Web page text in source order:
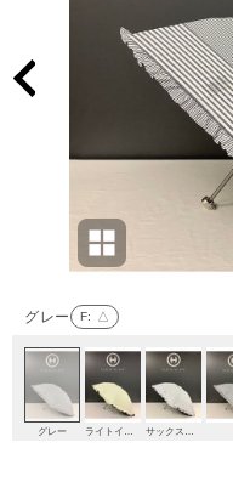
グレー F: △
グレー